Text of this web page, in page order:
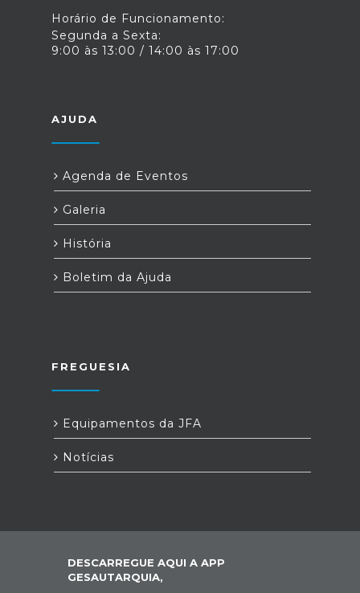
Horário de Funcionamento:
Segunda a Sexta:
9:00 às 13:00 / 14:00 às 17:00
AJUDA
Agenda de Eventos
Galeria
História
Boletim da Ajuda
FREGUESIA
Equipamentos da JFA
Notícias
DESCARREGUE AQUI A APP
GESAUTARQUIA,